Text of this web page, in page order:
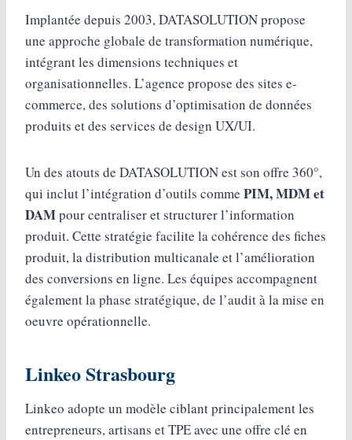
Implantée depuis 2003, DATASOLUTION propose
une approche globale de transformation numérique,
intégrant les dimensions techniques et
organisationnelles. L’agence propose des sites e-
commerce, des solutions d’optimisation de données
produits et des services de design UX/UI.
Un des atouts de DATASOLUTION est son offre 360°,
qui inclut l’intégration d’outils comme PIM, MDM et
DAMpour centraliser et structurer l’information
produit. Cette stratégie facilite la cohérence des fiches
produit, la distribution multicanale et l’amélioration
des conversions en ligne. Les équipes accompagnent
également la phase stratégique, de l’audit à la mise en
oeuvre opérationnelle.
Linkeo Strasbourg
Linkeo adopte un modèle ciblant principalement les
entrepreneurs, artisans et TPE avec une offre clé en